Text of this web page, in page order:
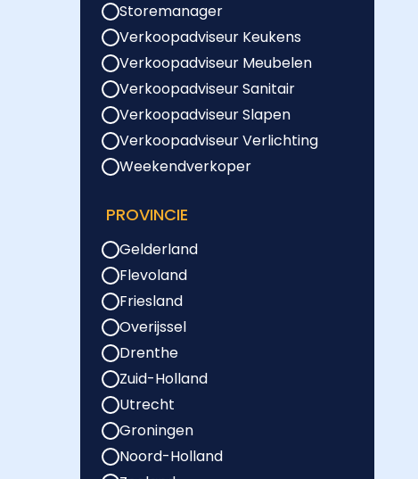
Storemanager
Verkoopadviseur Keukens
Verkoopadviseur Meubelen
Verkoopadviseur Sanitair
Verkoopadviseur Slapen
Verkoopadviseur Verlichting
Weekendverkoper
PROVINCIE
Gelderland
Flevoland
Friesland
Overijssel
Drenthe
Zuid-Holland
Utrecht
Groningen
Noord-Holland